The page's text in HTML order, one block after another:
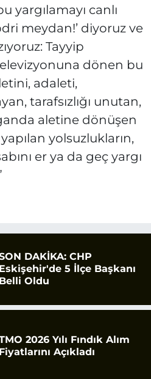
yargılamayı canlı
meydan!’ diyoruz ve
Tayyip
dönen bu
adaleti,
tarafsızlığı unutan,
aletine dönüşen
yolsuzlukların,
er ya da geç yargı
DAKİKA: CHP
Eskişehir'de 5 İlçe Başkanı
Belli Oldu
2026 Yılı Fındık Alım
Fiyatlarını Açıkladı